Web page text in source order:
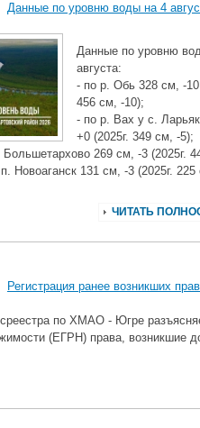
Данные по уровню воды на 4
Данные по уровню
августа:
- по р. Обь 328 см, -10
456 см, -10);
- по р. Вах у с.
+0 (2025г. 349 см, -5);
269 см, -3 (2025г.
Новоаганск 131 см, -3 (2025г.
ЧИТАТЬ
Регистрация ранее возникших
по ХМАО - Югре
(ЕГРН) права, возникшие